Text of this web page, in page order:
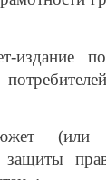
защиты